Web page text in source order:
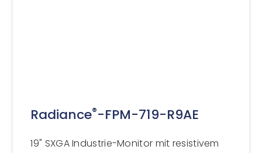
Radiance®-FPM-719-R9AE
19" SXGA Industrie-Monitor mit resistivem